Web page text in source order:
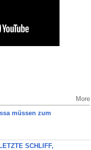
More
müssen zum
SCHLIFF,